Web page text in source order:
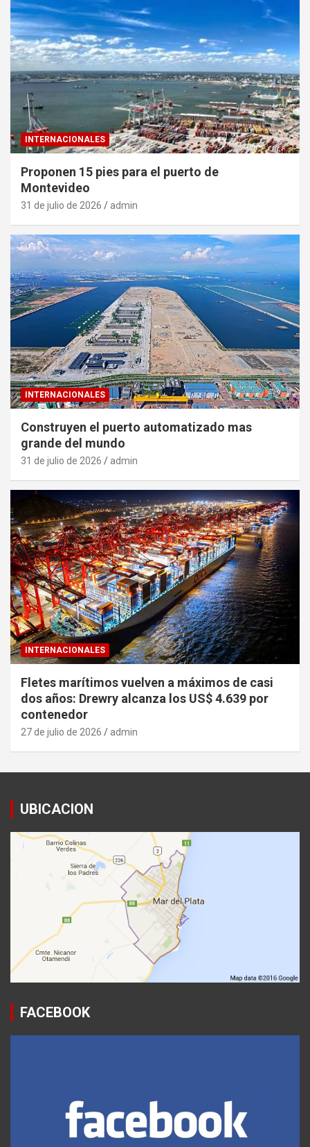
INTERNACIONALES
Proponen 15 pies para el puerto de
Montevideo
31 de julio de 2026 admin
INTERNACIONALES
Construyen el puerto automatizado mas
grande del mundo
31 de julio de 2026 admin
INTERNACIONALES
Fletes marítimos vuelven a máximos de casi
dos años: Drewry alcanza los US$ 4.639 por
contenedor
27 de julio de 2026 admin
UBICACION
FACEBOOK